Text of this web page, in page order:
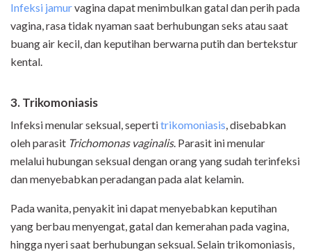
Infeksi jamurvagina dapat menimbulkan gatal dan perih pada
vagina, rasa tidak nyaman saat berhubungan seks atau saat
buang air kecil, dan keputihan berwarna putih dan bertekstur
kental.
3. Trikomoniasis
Infeksi menular seksual, sepertitrikomoniasis, disebabkan
oleh parasit Trichomonas vaginalis. Parasit ini menular
melalui hubungan seksual dengan orang yang sudah terinfeksi
dan menyebabkan peradangan pada alat kelamin.
Pada wanita, penyakit ini dapat menyebabkan keputihan
yang berbau menyengat, gatal dan kemerahan pada vagina,
hingga nyeri saat berhubungan seksual. Selain trikomoniasis,